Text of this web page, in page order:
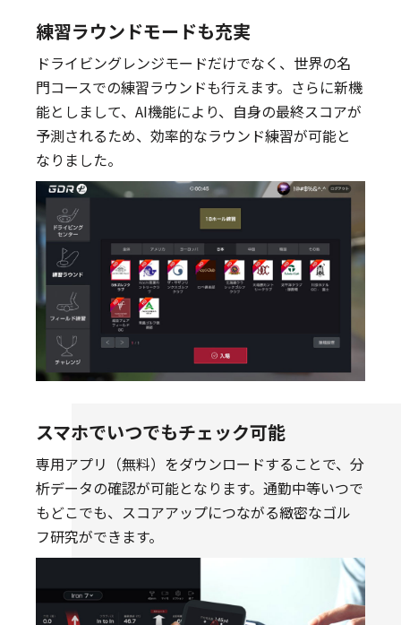
練習ラウンドモードも充実
ドライビングレンジモードだけでなく、世界の名
門コースでの練習ラウンドも行えます。さらに新機
能としまして、AI機能により、自身の最終スコアが
予測されるため、効率的なラウンド練習が可能と
なりました。
スマホでいつでもチェック可能
専用アプリ（無料）をダウンロードすることで、分
析データの確認が可能となります。通勤中等いつで
もどこでも、スコアアップにつながる緻密なゴル
フ研究ができます。